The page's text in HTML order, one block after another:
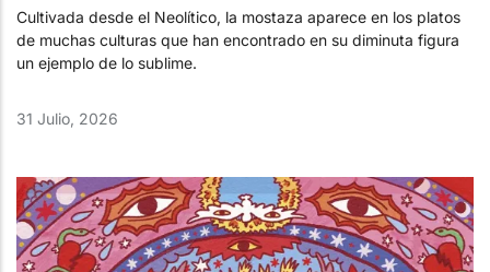
Cultivada desde el Neolítico, la mostaza aparece en los platos
de muchas culturas que han encontrado en su diminuta figura
un ejemplo de lo sublime.
31 Julio, 2026